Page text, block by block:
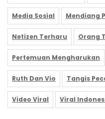
Media Sosial Mendiang
Netizen Terharu Orang
Pertemuan Mengharukan
Ruth Dan Vio Tangis
Video Viral Viral